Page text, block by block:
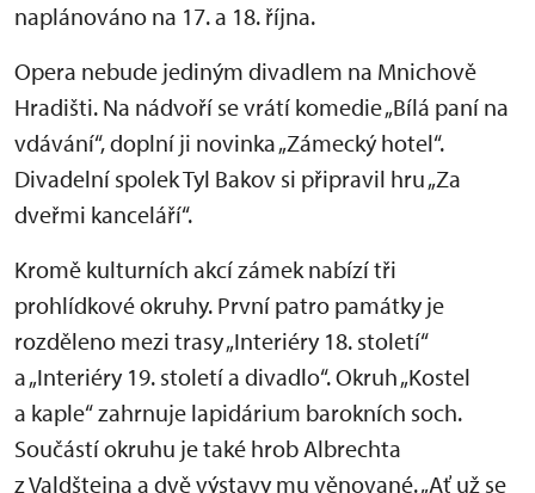
naplánováno na 17. a 18. října.
Opera nebude jediným divadlem na Mnichově
Hradišti. Na nádvoří se vrátí komedie „Bílá paní na
vdávání“, doplní ji novinka „Zámecký hotel“.
Divadelní spolek Tyl Bakov si připravil hru „Za
dveřmi kanceláří“.
Kromě kulturních akcí zámek nabízí tři
prohlídkové okruhy. První patro památky je
rozděleno mezi trasy „Interiéry 18. století“
a „Interiéry 19. století a divadlo“. Okruh „Kostel
a kaple“ zahrnuje lapidárium barokních soch.
Součástí okruhu je také hrob Albrechta
z Valdštejna a dvě výstavy mu věnované. „Ať už se